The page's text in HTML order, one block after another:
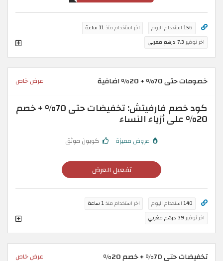
156 استخدام اليوم اخر استخدام منذ11 ساعة
اخر توفير 7.3 درهم مغربي
خصومات حتى 70% + 20% اضافية عرض خاص
كود خصم فارفيتش: تخفيضات حتى 70% + خصم
20% على أزياء النساء
عروض مميزة كوبون موثق
تفعيل العرض
140 استخدام اليوم اخر استخدام منذ1 ساعة
اخر توفير 39 درهم مغربي
تخفيضات حتى 70% + خصم 20% عرض خاص